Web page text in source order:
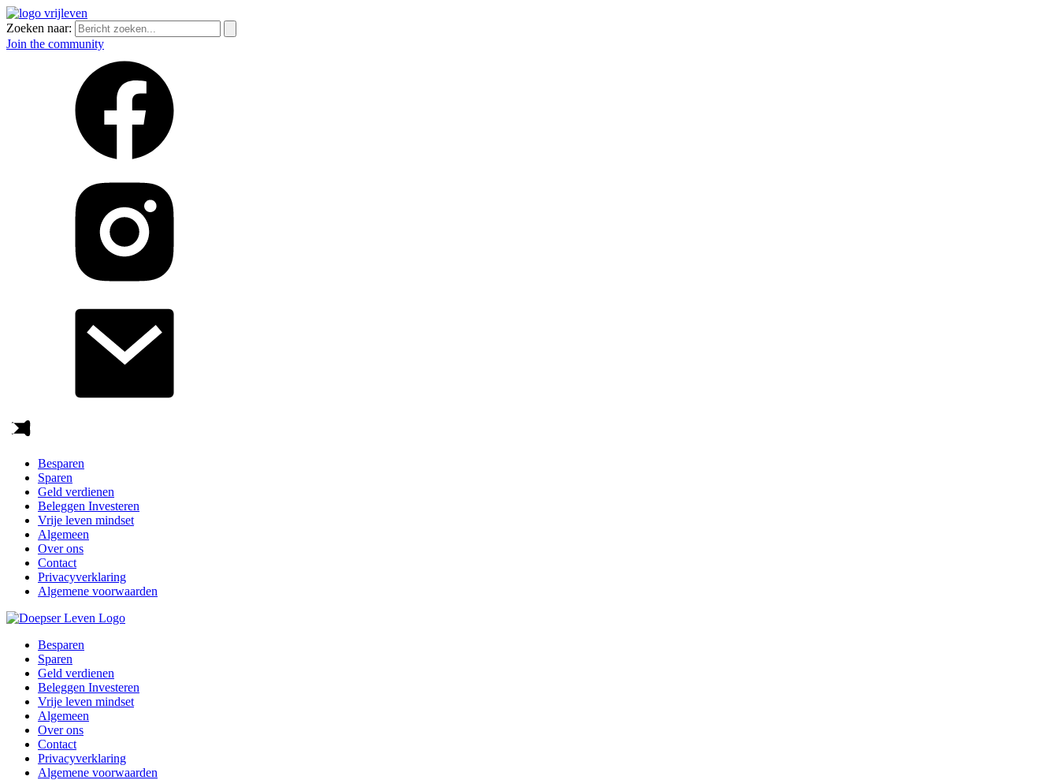
Zoeken naar:
Join the community
Besparen
Sparen
Geld verdienen
Beleggen Investeren
Vrije leven mindset
Algemeen
Over ons
Contact
Privacyverklaring
Algemene voorwaarden
Besparen
Sparen
Geld verdienen
Beleggen Investeren
Vrije leven mindset
Algemeen
Over ons
Contact
Privacyverklaring
Algemene voorwaarden